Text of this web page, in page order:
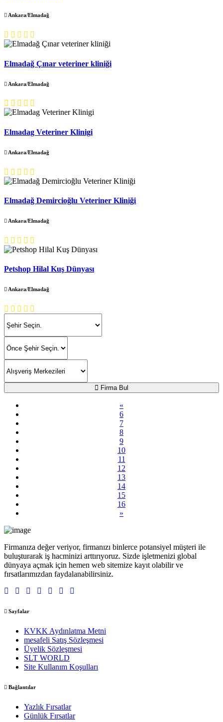
Ankara/Elmadağ
Elmadağ Çınar veteriner kliniği
Ankara/Elmadağ
Elmadag Veteriner Klinigi
Ankara/Elmadağ
Elmadağ Demircioğlu Veteriner Kliniği
Ankara/Elmadağ
Petshop Hilal Kuş Dünyası
Ankara/Elmadağ
Firma Bul
«
6
7
8
9
10
11
12
13
14
15
16
»
Firmanıza değer veriyor, firmanızı binlerce potansiyel müşteri ile
buluşturarak iş hacminizi arttırıyoruz. Sizde işletmenizi global
dünyaya açmak için hemen web sitemize kayıt olabilir ve
fırsatlarımızdan faydalanabilirsiniz.
Sayfalar
KVKK Aydınlatma Metni
mesafeli Satış Sözleşmesi
Üyelik Sözleşmesi
SLT WORLD
Site Kullanım Koşulları
Bağlantılar
Yazlık Fırsatlar
Günlük Fırsatlar